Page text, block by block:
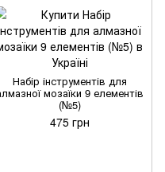
Набір інструментів для
мозаїки 9 елементів
(№5)
475 грн